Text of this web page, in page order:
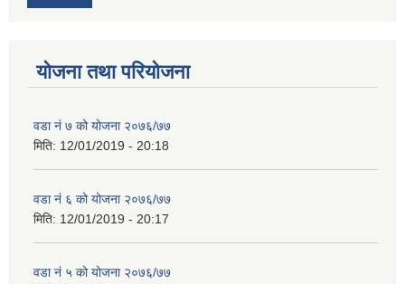
योजना तथा परियोजना
वडा नं ७ को योजना २०७६/७७
मिति: 12/01/2019 - 20:18
वडा नं ६ को योजना २०७६/७७
मिति: 12/01/2019 - 20:17
वडा नं ५ को योजना २०७६/७७